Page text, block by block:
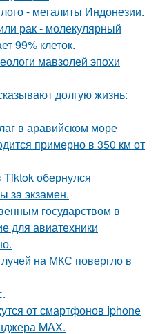
- мегалиты Индонезии.
рак - молекулярный
99% клеток.
мавзолей эпохи
долгую жизнь:
в аравийском море
примерно в 350 км от
обернулся
за экзамен.
государством в
для авиатехники
на МКС повергло в
от смартфонов Iphone
MAX.